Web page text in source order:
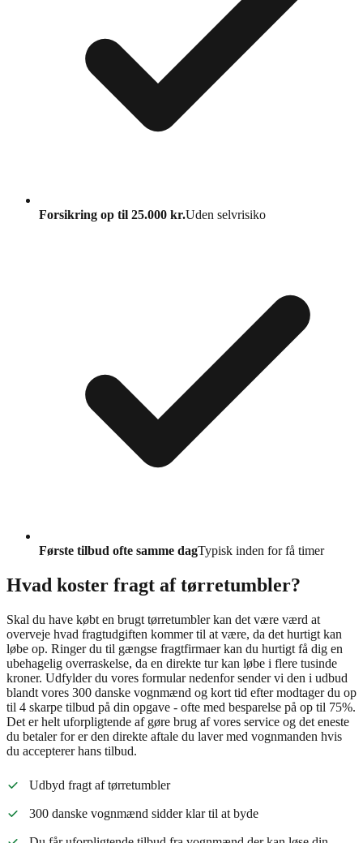
Forsikring op til 25.000 kr.Uden selvrisiko
Første tilbud ofte samme dagTypisk inden for få timer
Hvad koster fragt af tørretumbler?
Skal du have købt en brugt tørretumbler kan det være værd at
overveje hvad fragtudgiften kommer til at være, da det hurtigt kan
løbe op. Ringer du til gængse fragtfirmaer kan du hurtigt få dig en
ubehagelig overraskelse, da en direkte tur kan løbe i flere tusinde
kroner. Udfylder du vores formular nedenfor sender vi den i udbud
blandt vores 300 danske vognmænd og kort tid efter modtager du op
til 4 skarpe tilbud på din opgave - ofte med besparelse på op til 75%.
Det er helt uforpligtende af gøre brug af vores service og det eneste
du betaler for er den direkte aftale du laver med vognmanden hvis
du accepterer hans tilbud.
Udbyd fragt af tørretumbler
300 danske vognmænd sidder klar til at byde